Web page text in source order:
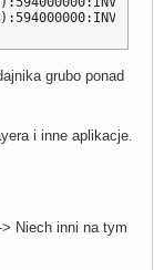
grubo ponad
i inne aplikacje.
Niech inni na tym